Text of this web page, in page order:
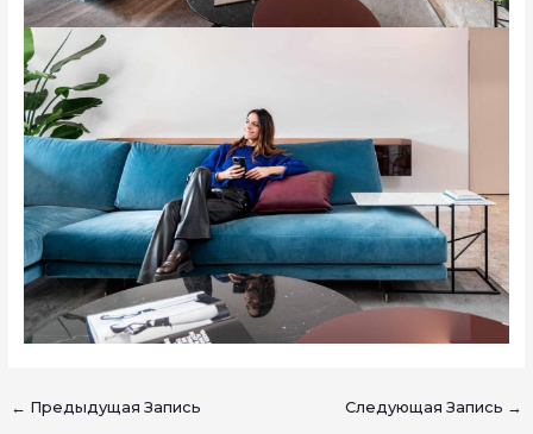
← Предыдущая Запись Следующая Запись →